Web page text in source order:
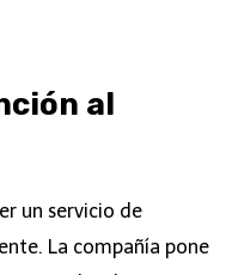
al
un servicio de
La compañía pone